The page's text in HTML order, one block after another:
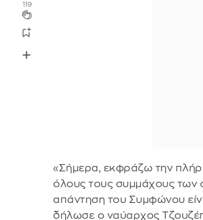
119
«Σήμερα, εκφράζω την
όλους τους συμμάχους των
απάντηση του Συμφώνου
δήλωσε ο ναύαρχος